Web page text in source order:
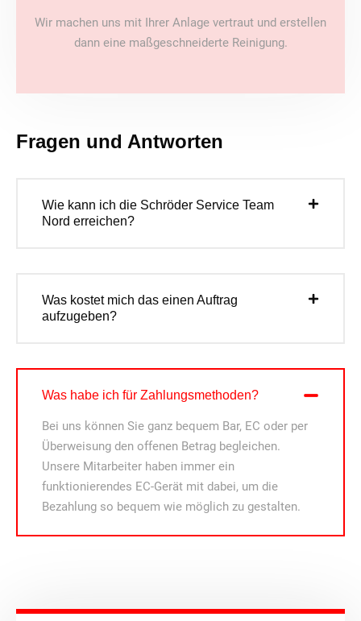
Wir machen uns mit Ihrer Anlage vertraut und erstellen
dann eine maßgeschneiderte Reinigung.
Fragen und Antworten
Wie kann ich die Schröder Service Team
Nord erreichen?
Was kostet mich das einen Auftrag
aufzugeben?
Was habe ich für Zahlungsmethoden?
Bei uns können Sie ganz bequem Bar, EC oder per
Überweisung den offenen Betrag begleichen.
Unsere Mitarbeiter haben immer ein
funktionierendes EC-Gerät mit dabei, um die
Bezahlung so bequem wie möglich zu gestalten.